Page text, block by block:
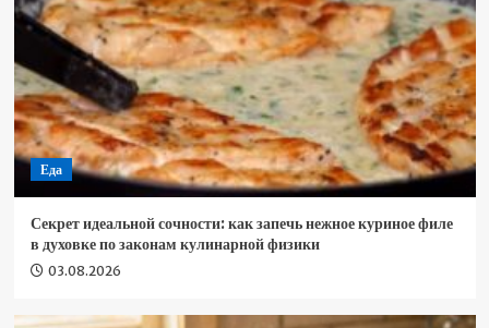
Еда
Секрет идеальной сочности: как запечь нежное куриное филе
в духовке по законам кулинарной физики
03.08.2026